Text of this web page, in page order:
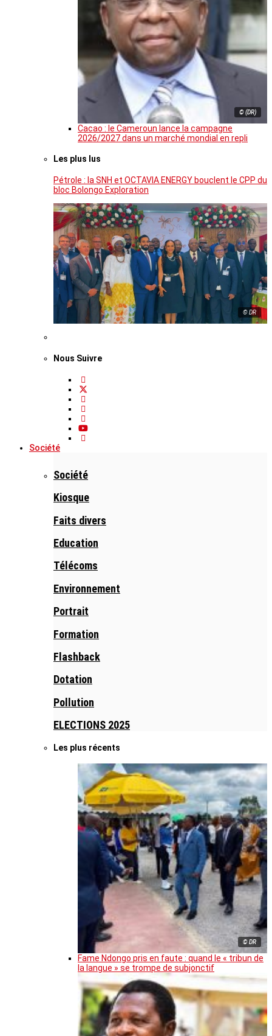
© (DR)
Cacao : le Cameroun lance la campagne
2026/2027 dans un marché mondial en repli
Les plus lus
Pétrole : la SNH et OCTAVIA ENERGY bouclent le CPP du
bloc Bolongo Exploration
© DR
Nous Suivre
Société
Société
Kiosque
Faits divers
Education
Télécoms
Environnement
Portrait
Formation
Flashback
Dotation
Pollution
ELECTIONS 2025
Les plus récents
© DR
Fame Ndongo pris en faute : quand le « tribun de
la langue » se trompe de subjonctif